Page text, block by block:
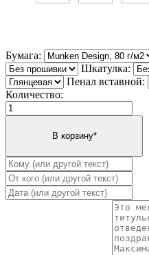
Бумага:
Шкатулка:
Пенал вставной:
Количество: